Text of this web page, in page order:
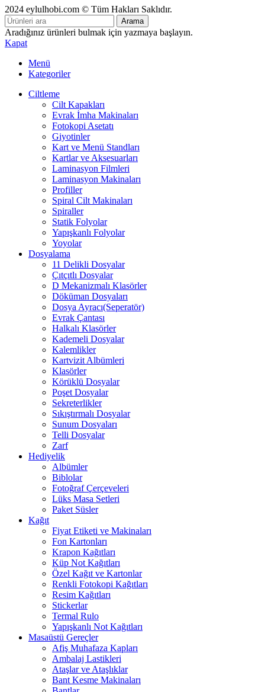
2024 eylulhobi.com © Tüm Hakları Saklıdır.
Arama
Aradığınız ürünleri bulmak için yazmaya başlayın.
Kapat
Menü
Kategoriler
Ciltleme
Cilt Kapakları
Evrak İmha Makinaları
Fotokopi Asetatı
Giyotinler
Kart ve Menü Standları
Kartlar ve Aksesuarları
Laminasyon Filmleri
Laminasyon Makinaları
Profiller
Spiral Cilt Makinaları
Spiraller
Statik Folyolar
Yapışkanlı Folyolar
Yoyolar
Dosyalama
11 Delikli Dosyalar
Çıtçıtlı Dosyalar
D Mekanizmalı Klasörler
Döküman Dosyaları
Dosya Ayracı(Seperatör)
Evrak Çantası
Halkalı Klasörler
Kademeli Dosyalar
Kalemlikler
Kartvizit Albümleri
Klasörler
Körüklü Dosyalar
Poşet Dosyalar
Sekreterlikler
Sıkıştırmalı Dosyalar
Sunum Dosyaları
Telli Dosyalar
Zarf
Hediyelik
Albümler
Biblolar
Fotoğraf Çerçeveleri
Lüks Masa Setleri
Paket Süsler
Kağıt
Fiyat Etiketi ve Makinaları
Fon Kartonları
Krapon Kağıtları
Küp Not Kağıtları
Özel Kağıt ve Kartonlar
Renkli Fotokopi Kağıtları
Resim Kağıtları
Stickerlar
Termal Rulo
Yapışkanlı Not Kağıtları
Masaüstü Gereçler
Afiş Muhafaza Kapları
Ambalaj Lastikleri
Ataşlar ve Ataşlıklar
Bant Kesme Makinaları